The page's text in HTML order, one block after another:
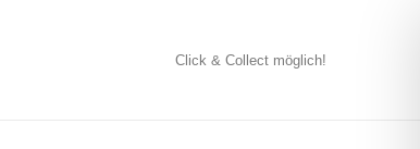
Click & Collect möglich!